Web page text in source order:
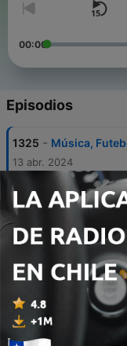
00:00
Episodios
1325 - Música,
13 abr. 2024
1324
Planeta Bola
europeus
Apito Final -
08 abr. 2024
1322 - Pontapé
08 abr. 2024